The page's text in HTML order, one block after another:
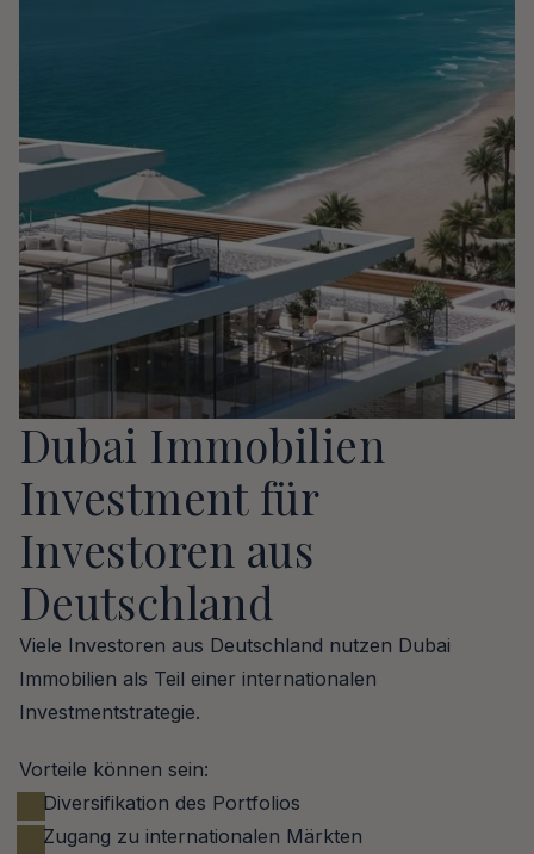
Dubai Immobilien
Investment für
Investoren aus
Deutschland
Viele Investoren aus Deutschland nutzen Dubai
Immobilien als Teil einer internationalen
Investmentstrategie.
Vorteile können sein:
Diversifikation des Portfolios
Zugang zu internationalen Märkten